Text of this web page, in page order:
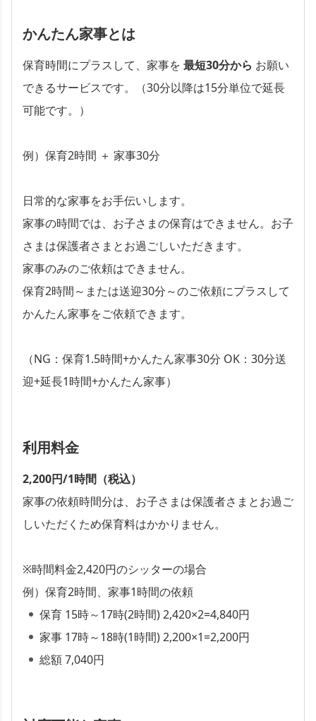
かんたん家事とは
保育時間にプラスして、家事を 最短30分から お願い
できるサービスです。（30分以降は15分単位で延長
可能です。）
例）保育2時間 ＋ 家事30分
日常的な家事をお手伝いします。
家事の時間では、お子さまの保育はできません。お子
さまは保護者さまとお過ごしいただきます。
家事のみのご依頼はできません。
保育2時間～または送迎30分～のご依頼にプラスして
かんたん家事をご依頼できます。
（NG：保育1.5時間+かんたん家事30分 OK：30分送
迎+延長1時間+かんたん家事）
利用料金
2,200円/1時間（税込）
家事の依頼時間分は、お子さまは保護者さまとお過ご
しいただくため保育料はかかりません。
※時間料金2,420円のシッターの場合
例）保育2時間、家事1時間の依頼
保育 15時～17時(2時間) 2,420×2=4,840円
家事 17時～18時(1時間) 2,200×1=2,200円
総額 7,040円